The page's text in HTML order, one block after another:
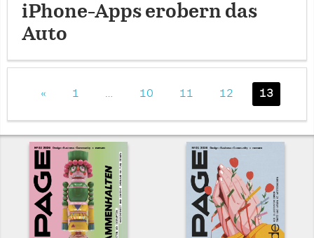
iPhone-Apps erobern das
Auto
« 1 … 10 11 12 13